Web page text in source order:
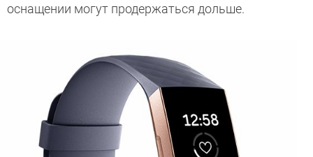
оснащении могут продержаться дольше.